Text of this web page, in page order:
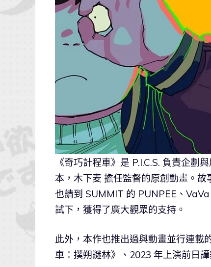
《奇巧計程車》是 P.I.C.S. 負責企劃
本，木下麦 擔任監督的原創動畫。
也請到 SUMMIT 的 PUNPEE、
試下，獲得了廣大觀眾的支持。
此外，本作也推出過與動畫並行連載
車：撲朔謎林》、2023 年上演前日譚